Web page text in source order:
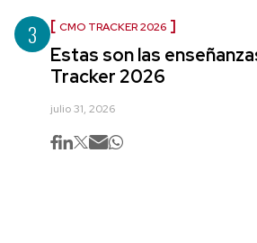
3 CMO TRACKER 2026
Estas son las
Tracker 2026
julio 31, 2026